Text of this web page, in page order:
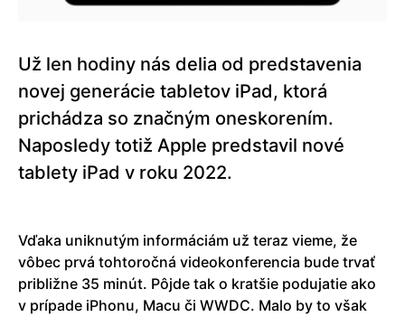
Už len hodiny nás delia od predstavenia
novej generácie tabletov iPad, ktorá
prichádza so značným oneskorením.
Naposledy totiž Apple predstavil nové
tablety iPad v roku 2022.
Vďaka uniknutým informáciám už teraz vieme, že
vôbec prvá tohtoročná videokonferencia bude trvať
približne 35 minút. Pôjde tak o kratšie podujatie ako
v prípade iPhonu, Macu či WWDC. Malo by to však